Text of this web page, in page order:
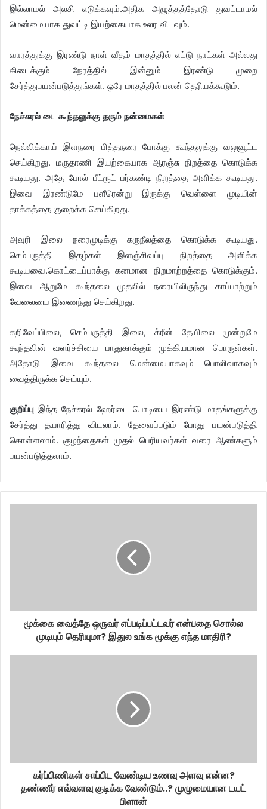
இல்லாமல் அலசி எடுக்கவும்.அதிக அழுத்தத்தோடு துவட்டாமல்
மென்மையாக துவட்டி இயற்கையாக உலர விடவும்.
வாரத்துக்கு இரண்டு நாள் வீதம் மாதத்தில் எட்டு நாட்கள் அல்லது
கிடைக்கும் நேரத்தில் இன்னும் இரண்டு முறை
சேர்த்துபயன்படுத்துங்கள். ஒரே மாதத்தில் பலன் தெரியக்கூடும்.
​நேச்சுரல் டை கூந்தலுக்கு தரும் நன்மைகள்
நெல்லிக்காய் இளநரை பித்தநரை போக்கு கூந்தலுக்கு வலுவூட்ட
செய்கிறது. மருதாணி இயற்கையாக ஆரஞ்சு நிறத்தை கொடுக்க
கூடியது. அதே போல் பீட்ரூட் பர்கண்டி நிறத்தை அளிக்க கூடியது.
இவை இரண்டுமே பளீரென்று இருக்கு வெள்ளை முடியின்
தாக்கத்தை குறைக்க செய்கிறது.
அவுரி இலை நரைமுடிக்கு கருநீலத்தை கொடுக்க கூடியது.
செம்பருத்தி இதழ்கள் இளஞ்சிவப்பு நிறத்தை அளிக்க
கூடியவை.கொட்டைப்பாக்கு கனமான நிறமாற்றத்தை கொடுக்கும்.
இவை ஆறுமே கூந்தலை முதலில் நரையிலிருந்து காப்பாற்றும்
வேலையை இணைந்து செய்கிறது.
கறிவேப்பிலை, செம்பருத்தி இலை, க்ரீன் தேயிலை மூன்றுமே
கூந்தலின் வளர்ச்சியை பாதுகாக்கும் முக்கியமான பொருள்கள்.
அதோடு இவை கூந்தலை மென்மையாகவும் பொலிவாகவும்
வைத்திருக்க செய்யும்.
குறிப்பு இந்த நேச்சுரல் ஹேர்டை பொடியை இரண்டு மாதங்களுக்கு
சேர்த்து தயாரித்து விடலாம். தேவைப்படும் போது பயன்படுத்தி
கொள்ளலாம். குழந்தைகள் முதல் பெரியவர்கள் வரை ஆண்களும்
பயன்படுத்தலாம்.
மூக்கை வைத்தே ஒருவர் எப்படிப்பட்டவர் என்பதை சொல்ல
முடியும் தெரியுமா? இதுல உங்க மூக்கு எந்த மாதிரி?
கர்ப்பிணிகள் சாப்பிட வேண்டிய உணவு அளவு என்ன?
தண்ணீர் எவ்வளவு குடிக்க வேண்டும்..? முழுமையான டயட்
பிளான்